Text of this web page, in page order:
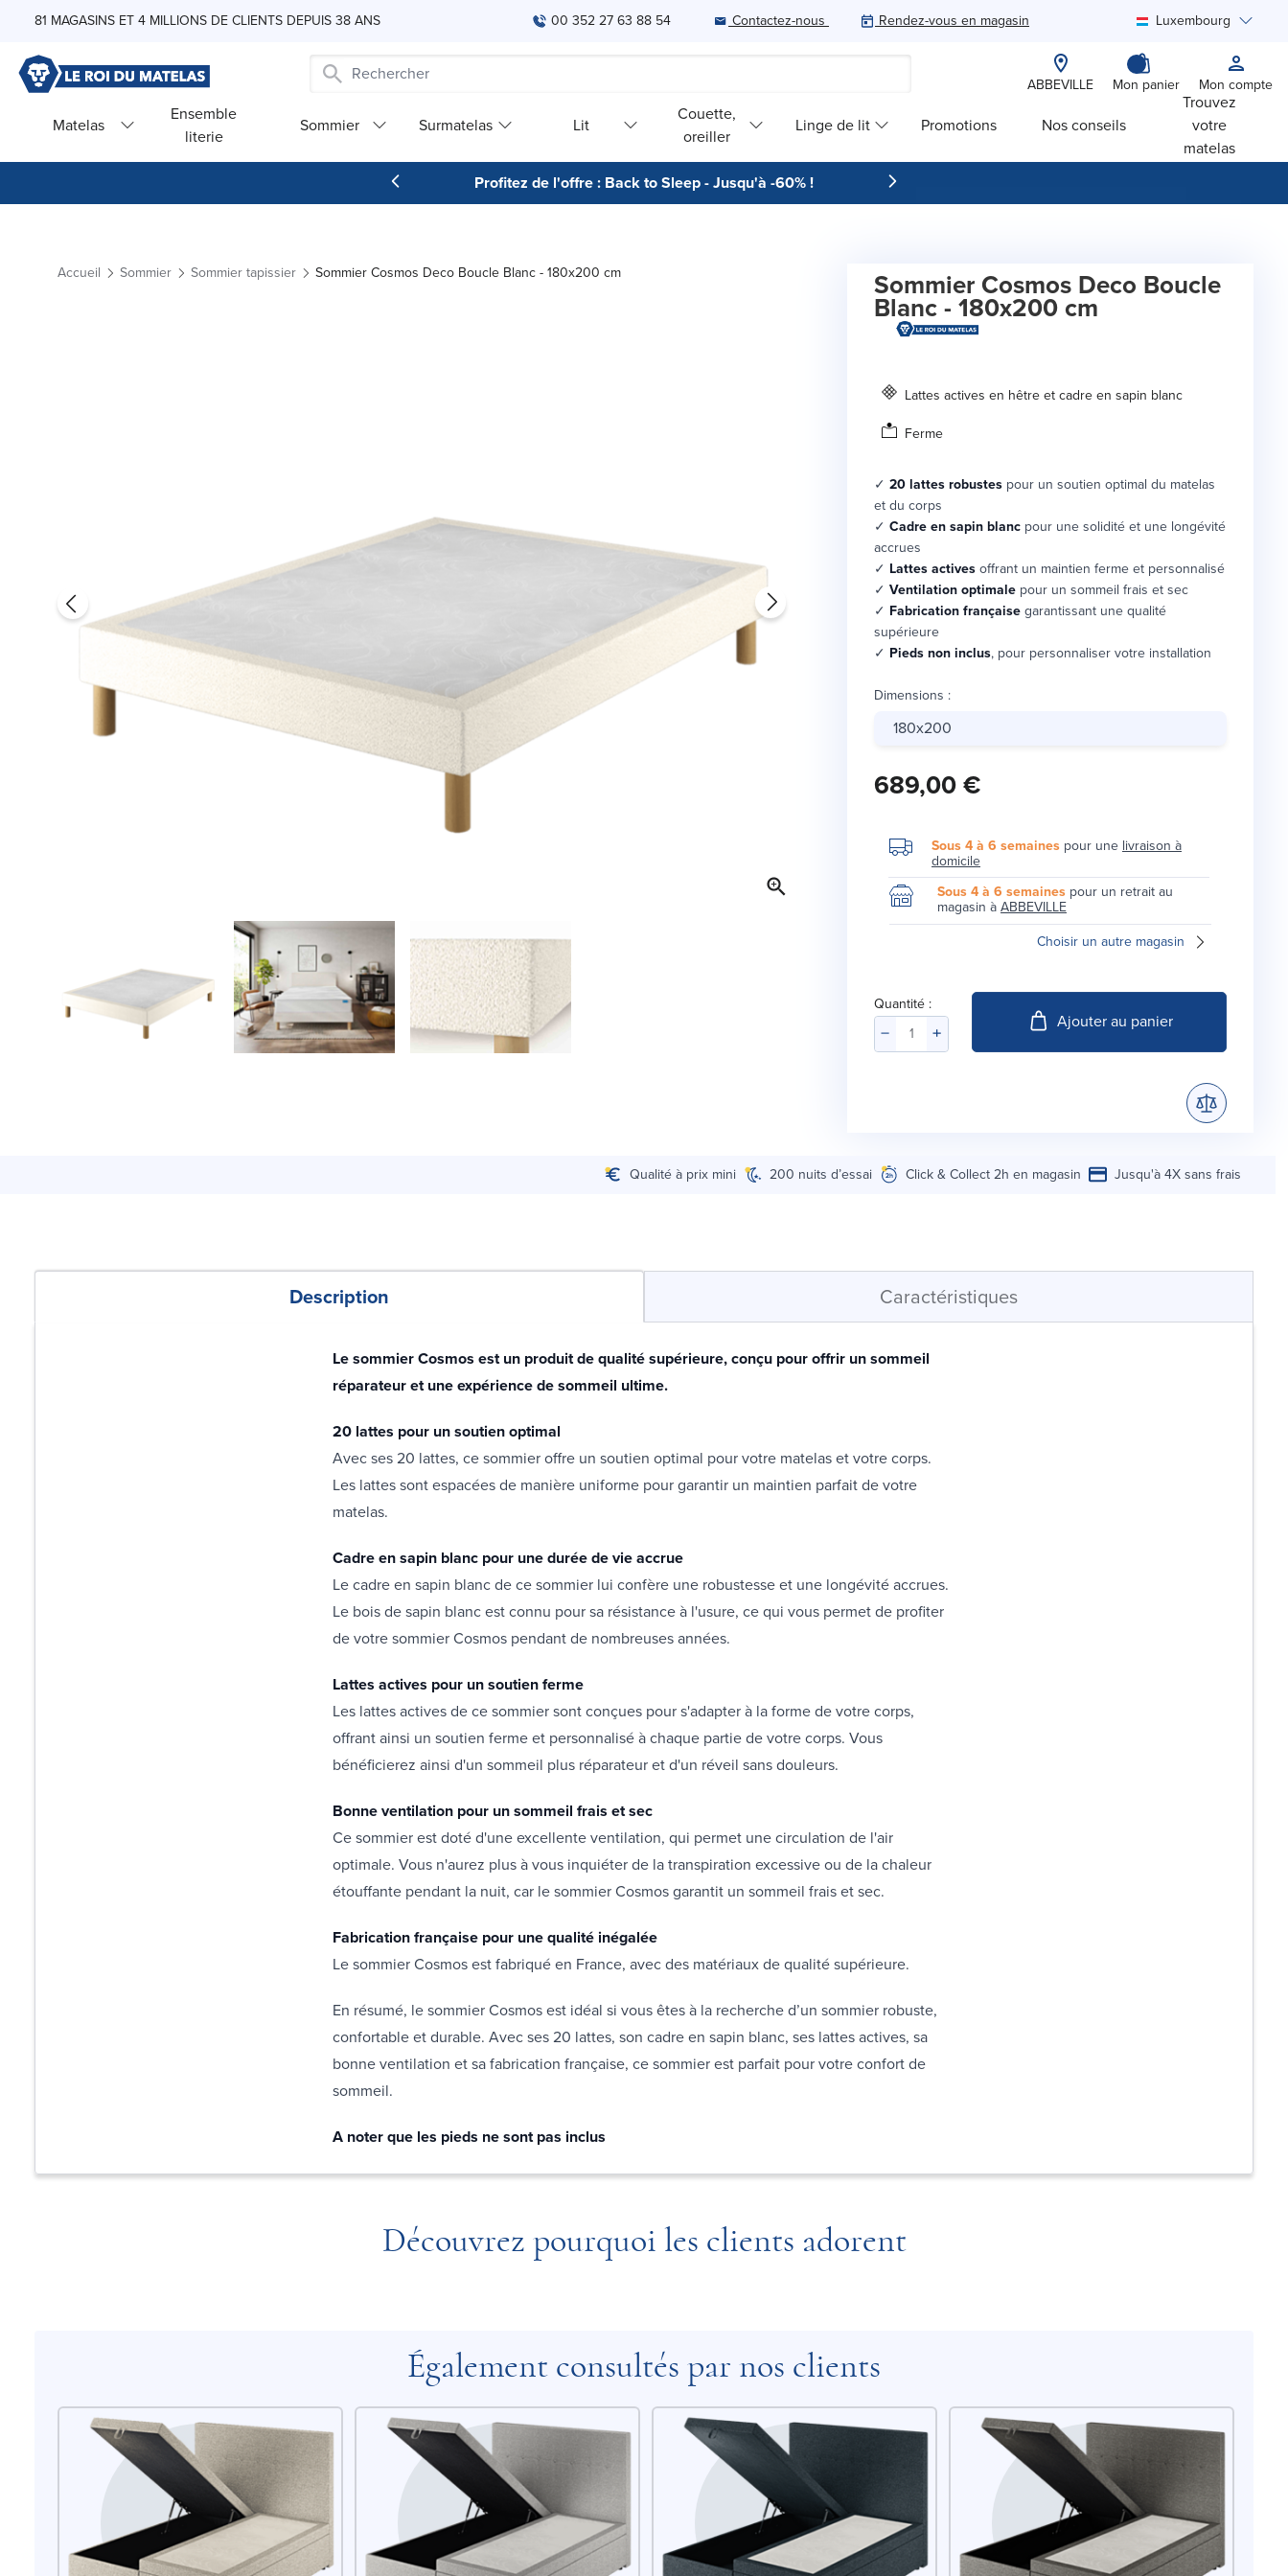
Skip to Content
81 MAGASINS ET 4 MILLIONS DE CLIENTS DEPUIS 38 ANS 00 352 27 63 88 54 Contactez-nous Rendez-vous en magasin Luxembourg
ABBEVILLE Mon panier Mon compte
Matelas
Ensemble
literie
Sommier Surmatelas Lit
Couette,
oreiller
Linge de lit Promotions Nos conseils
Trouvez
votre
matelas
Profitez de l'offre : Back to Sleep - Jusqu'à -60% !
Accueil Sommier Sommier tapissier Sommier Cosmos Deco Boucle Blanc - 180x200 cm Sommier Cosmos Deco Boucle
Blanc - 180x200 cm
Lattes actives en hêtre et cadre en sapin blanc
Ferme
✓ 20 lattes robustes pour un soutien optimal du matelas
et du corps
✓ Cadre en sapin blanc pour une solidité et une longévité
accrues
✓ Lattes activesoffrant un maintien ferme et personnalisé
✓ Ventilation optimale pour un sommeil frais et sec
✓ Fabrication françaisegarantissant une qualité
supérieure
✓ Pieds non inclus, pour personnaliser votre installation
Dimensions :
180x200
689,00 €
Sous 4 à 6 semaines pour une livraison à
domicile
Sous 4 à 6 semaines pour un retrait au
magasin àABBEVILLE
Choisir un autre magasin
Quantité :
Ajouter au panier
Qualité à prix mini 200 nuits d’essai Click & Collect 2h en magasin Jusqu'à 4X sans frais
Description Caractéristiques
Le sommier Cosmos est un produit de qualité supérieure, conçu pour offrir un sommeil
réparateur et une expérience de sommeil ultime.
20 lattes pour un soutien optimal
Avec ses 20 lattes, ce sommier offre un soutien optimal pour votre matelas et votre corps.
Les lattes sont espacées de manière uniforme pour garantir un maintien parfait de votre
matelas.
Cadre en sapin blanc pour une durée de vie accrue
Le cadre en sapin blanc de ce sommier lui confère une robustesse et une longévité accrues.
Le bois de sapin blanc est connu pour sa résistance à l'usure, ce qui vous permet de profiter
de votre sommier Cosmos pendant de nombreuses années.
Lattes actives pour un soutien ferme
Les lattes actives de ce sommier sont conçues pour s'adapter à la forme de votre corps,
offrant ainsi un soutien ferme et personnalisé à chaque partie de votre corps. Vous
bénéficierez ainsi d'un sommeil plus réparateur et d'un réveil sans douleurs.
Bonne ventilation pour un sommeil frais et sec
Ce sommier est doté d'une excellente ventilation, qui permet une circulation de l'air
optimale. Vous n'aurez plus à vous inquiéter de la transpiration excessive ou de la chaleur
étouffante pendant la nuit, car le sommier Cosmos garantit un sommeil frais et sec.
Fabrication française pour une qualité inégalée
Le sommier Cosmos est fabriqué en France, avec des matériaux de qualité supérieure.
En résumé, le sommier Cosmos est idéal si vous êtes à la recherche d’un sommier robuste,
confortable et durable. Avec ses 20 lattes, son cadre en sapin blanc, ses lattes actives, sa
bonne ventilation et sa fabrication française, ce sommier est parfait pour votre confort de
sommeil.
A noter que les pieds ne sont pas inclus
Découvrez pourquoi les clients adorent
Également consultés par nos clients